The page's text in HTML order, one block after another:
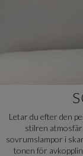
Letar du efter den
stilren atmosfär
sovrumslampor i
tonen för